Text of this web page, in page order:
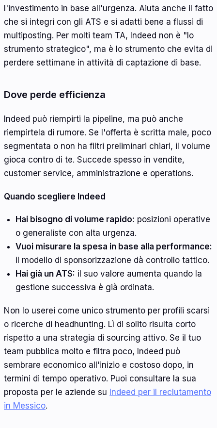
l'investimento in base all'urgenza. Aiuta anche il fatto
che si integri con gli ATS e si adatti bene a flussi di
multiposting. Per molti team TA, Indeed non è "lo
strumento strategico", ma è lo strumento che evita di
perdere settimane in attività di captazione di base.
Dove perde efficienza
Indeed può riempirti la pipeline, ma può anche
riempirtela di rumore. Se l'offerta è scritta male, poco
segmentata o non ha filtri preliminari chiari, il volume
gioca contro di te. Succede spesso in vendite,
customer service, amministrazione e operations.
Quando scegliere Indeed
Hai bisogno di volume rapido: posizioni operative
o generaliste con alta urgenza.
Vuoi misurare la spesa in base alla performance:
il modello di sponsorizzazione dà controllo tattico.
Hai già un ATS: il suo valore aumenta quando la
gestione successiva è già ordinata.
Non lo userei come unico strumento per profili scarsi
o ricerche di headhunting. Lì di solito risulta corto
rispetto a una strategia di sourcing attivo. Se il tuo
team pubblica molto e filtra poco, Indeed può
sembrare economico all'inizio e costoso dopo, in
termini di tempo operativo. Puoi consultare la sua
proposta per le aziende su Indeed per il reclutamento
in Messico.